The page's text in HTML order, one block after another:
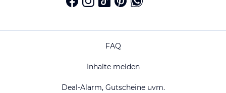
FAQ
Inhalte melden
Deal-Alarm, Gutscheine uvm.